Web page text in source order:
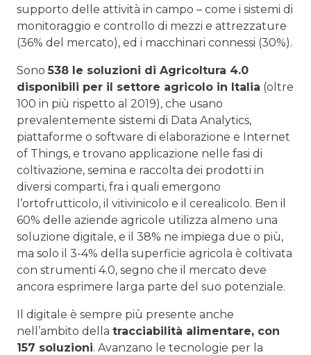
supporto delle attività in campo – come i sistemi di
monitoraggio e controllo di mezzi e attrezzature
(36% del mercato), ed i macchinari connessi (30%).
Sono 538 le soluzioni di Agricoltura 4.0
disponibili per il settore agricolo in Italia (oltre
100 in più rispetto al 2019), che usano
prevalentemente sistemi di Data Analytics,
piattaforme o software di elaborazione e Internet
of Things, e trovano applicazione nelle fasi di
coltivazione, semina e raccolta dei prodotti in
diversi comparti, fra i quali emergono
l’ortofrutticolo, il vitivinicolo e il cerealicolo. Ben il
60% delle aziende agricole utilizza almeno una
soluzione digitale, e il 38% ne impiega due o più,
ma solo il 3-4% della superficie agricola è coltivata
con strumenti 4.0, segno che il mercato deve
ancora esprimere larga parte del suo potenziale.
Il digitale è sempre più presente anche
nell’ambito della tracciabilità alimentare, con
157 soluzioni. Avanzano le tecnologie per la